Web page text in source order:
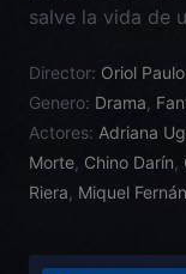
salve la vida de
acción provocan
que despierte en
nunca ha
Director: Oriol Paulo
Genero: Drama,
Actores: Adriana
Morte, Chino Darín,
Riera Miquel